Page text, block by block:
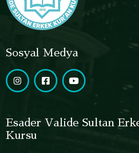
Sosyal Medya
Esader Valide Sultan
Kursu